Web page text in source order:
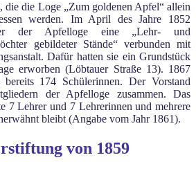
die die Loge „Zum goldenen Apfel“ allein
werden. Im April des Jahre 1852
der Apfelloge eine „Lehr- und
gebildeter Stände“ verbunden mit
Dafür hatten sie ein Grundstück
erworben (Löbtauer Straße 13). 1867
bereits 174 Schülerinnen. Der Vorstand
der Apfelloge zusammen. Das
7 Lehrer und 7 Lehrerinnen und mehrere
bleibt (Angabe vom Jahr 1861).
von 1859